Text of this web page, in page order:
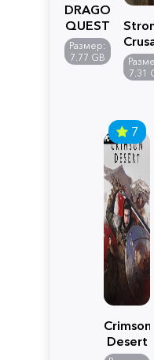
DRAGON
QUEST
VII
Reimagined
Размер:
7.77 GB
7.31
7
Crimson
Desert